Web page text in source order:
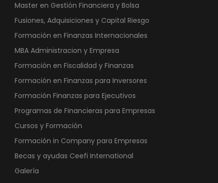
Master en Gestión Financiera y Bolsa
Fusiones, Adquisiciones y Capital Riesgo
Formación en Finanzas Internacionales
MBA Administracion y Empresa
Formación en Fiscalidad y Finanzas
Formación en Finanzas para Inversores
Formación Finanzas para Ejecutivos
Programas de Financieras para Empresas
Cursos y Formación
Formación in Company para Empresas
Becas y ayudas Ceefi International
Galería